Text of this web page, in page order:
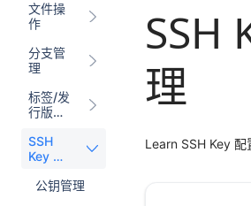
文件操
作
分支管
理
标签/发
行版
se）管
理
SSH
Key 配
公钥管理
SSH
理
Learn SSH Key 配